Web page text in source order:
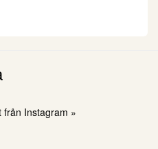
från Instagram »